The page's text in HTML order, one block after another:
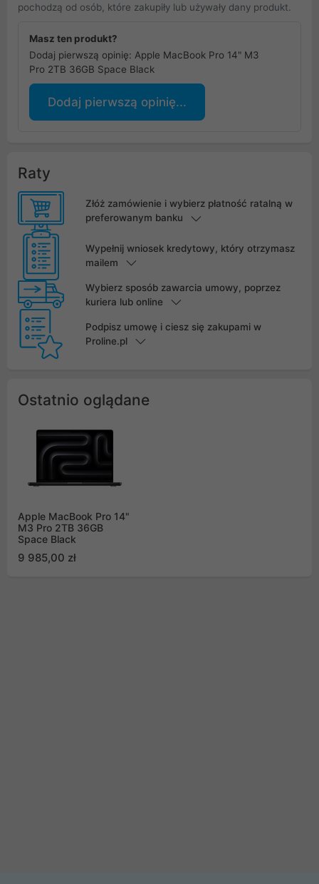
pochodzą od osób, które zakupiły lub używały dany produkt.
Masz ten produkt?
Dodaj pierwszą opinię: Apple MacBook Pro 14" M3
Pro 2TB 36GB Space Black
Dodaj pierwszą opinię...
Raty
Złóż zamówienie i wybierz płatność ratalną w
preferowanym banku
Wypełnij wniosek kredytowy, który otrzymasz
mailem
Wybierz sposób zawarcia umowy, poprzez
kuriera lub online
Podpisz umowę i ciesz się zakupami w
Proline.pl
Ostatnio oglądane
Apple MacBook Pro 14"
M3 Pro 2TB 36GB
Space Black
9 985,00 zł